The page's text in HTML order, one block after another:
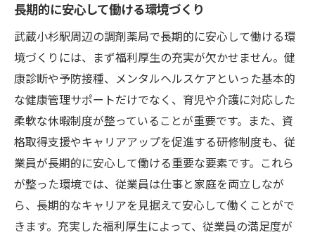
長期的に安心して働ける環境づくり
武蔵小杉駅周辺の調剤薬局で長期的に安心して働ける環
境づくりには、まず福利厚生の充実が欠かせません。健
康診断や予防接種、メンタルヘルスケアといった基本的
な健康管理サポートだけでなく、育児や介護に対応した
柔軟な休暇制度が整っていることが重要です。また、資
格取得支援やキャリアアップを促進する研修制度も、従
業員が長期的に安心して働ける重要な要素です。これら
が整った環境では、従業員は仕事と家庭を両立しなが
ら、長期的なキャリアを見据えて安心して働くことがで
きます。充実した福利厚生によって、従業員の満足度が